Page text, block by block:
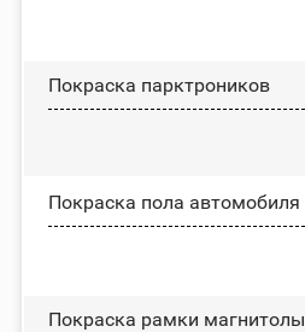
Покраска парктроников
Покраска пола автомобиля
Покраска рамки магнитолы